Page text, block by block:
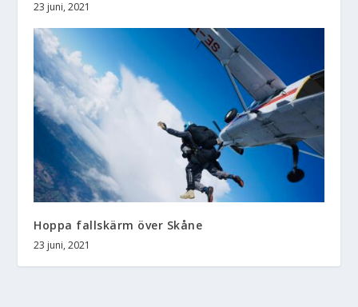
23 juni, 2021
Hoppa fallskärm över Skåne
23 juni, 2021